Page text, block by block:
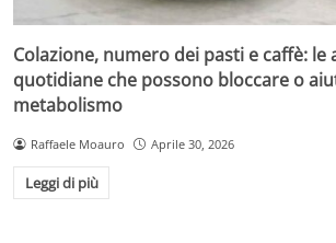
Colazione, numero dei pasti e caffè: le
quotidiane che possono bloccare o
metabolismo
Raffaele Moauro Aprile 30, 2026
Leggi di più